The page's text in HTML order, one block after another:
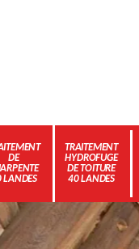
DE
LANDES
TRAITEMENT
HYDROFUGE
DE TOITURE
40 LANDES